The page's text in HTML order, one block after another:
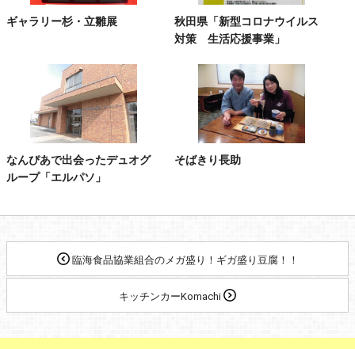
ギャラリー杉・立雛展
秋田県「新型コロナウイルス
対策 生活応援事業」
なんぴあで出会ったデュオグ
ループ「エルパソ」
そばきり長助
臨海食品協業組合のメガ盛り！ギガ盛り豆腐！！
キッチンカーKomachi